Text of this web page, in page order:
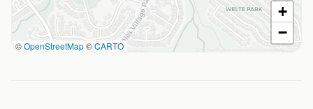
©OpenStreetMap©CARTO
+
−